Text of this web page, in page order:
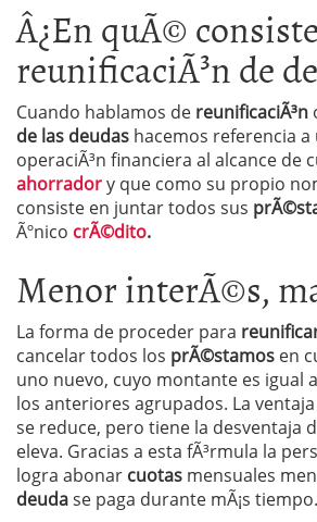
Â¿En quÃ©
reunificaciÃ³n de
Cuando hablamos de reunificaciÃ³n
de las deudas hacemos referencia
operaciÃ³n financiera al alcance de
ahorradory que como su propio
consiste en juntar todos sus
Ãºnico crÃ©dito.
Menor interÃ©s,
La forma de proceder para
cancelar todos los prÃ©stamos en
uno nuevo, cuyo montante es igual
los anteriores agrupados. La
se reduce, pero tiene la desventaja
eleva. Gracias a esta fÃ³rmula la
logra abonar cuotas mensuales
deudase paga durante mÃ¡s tiempo.